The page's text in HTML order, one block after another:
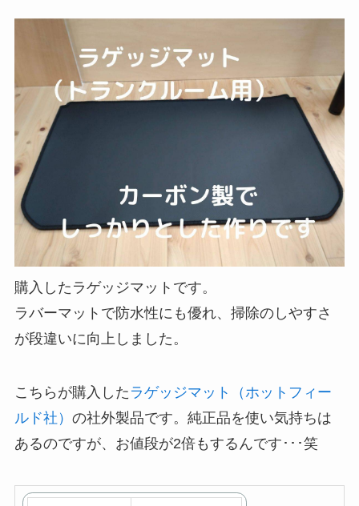
購入したラゲッジマットです。
ラバーマットで防水性にも優れ、掃除のしやすさ
が段違いに向上しました。
こちらが購入した ラゲッジマット（ホットフィー
ルド社） の社外製品です。純正品を使い気持ちは
あるのですが、お値段が2倍もするんです･･･笑